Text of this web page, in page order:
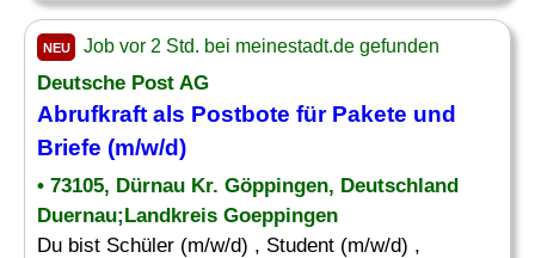
NEU Job vor 2 Std. bei meinestadt.de gefunden
Deutsche Post AG
Abrufkraft als Postbote für Pakete und
Briefe (m/w/d)
• 73105, Dürnau Kr. Göppingen, Deutschland
Duernau;Landkreis Goeppingen
Du bist Schüler (m/w/d) , Student (m/w/d) ,